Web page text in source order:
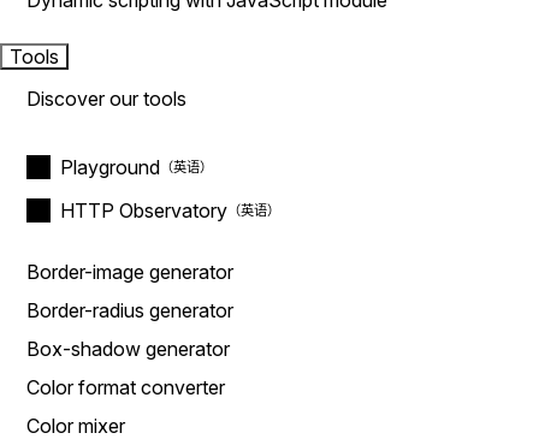
Tools
Discover our tools
Playground
HTTP Observatory
Border-image generator
Border-radius generator
Box-shadow generator
Color format converter
Color mixer